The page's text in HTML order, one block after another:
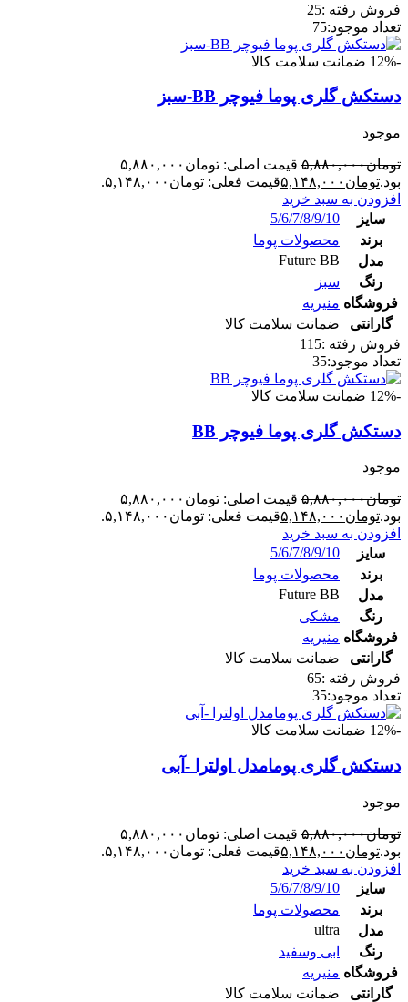
فروش رفته :25
تعداد موجود:75
-12% ضمانت سلامت کالا
دستکش گلری پوما فیوچر BB-سبز
موجود
تومان۵,۸۸۰,۰۰۰
قیمت اصلی: تومان۵,۸۸۰,۰۰۰
بود.تومان ۵,۱۴۸,۰۰۰قیمت فعلی: تومان۵,۱۴۸,۰۰۰.
افزودن به سبد خرید
سایز
5/6/7/8/9/10
برند
محصولات پوما
مدل
Future BB
رنگ
سبز
فروشگاه منیریه
گارانتی
ضمانت سلامت کالا
فروش رفته :115
تعداد موجود:35
-12% ضمانت سلامت کالا
دستکش گلری پوما فیوچر BB
موجود
تومان۵,۸۸۰,۰۰۰
قیمت اصلی: تومان۵,۸۸۰,۰۰۰
بود.تومان ۵,۱۴۸,۰۰۰قیمت فعلی: تومان۵,۱۴۸,۰۰۰.
افزودن به سبد خرید
سایز
5/6/7/8/9/10
برند
محصولات پوما
مدل
Future BB
رنگ
مشکی
فروشگاه منیریه
گارانتی
ضمانت سلامت کالا
فروش رفته :65
تعداد موجود:35
-12% ضمانت سلامت کالا
دستکش گلری پومامدل اولترا -آبی
موجود
تومان۵,۸۸۰,۰۰۰
قیمت اصلی: تومان۵,۸۸۰,۰۰۰
بود.تومان ۵,۱۴۸,۰۰۰قیمت فعلی: تومان۵,۱۴۸,۰۰۰.
افزودن به سبد خرید
سایز
5/6/7/8/9/10
برند
محصولات پوما
مدل
ultra
رنگ
ابی وسفید
فروشگاه منیریه
گارانتی
ضمانت سلامت کالا